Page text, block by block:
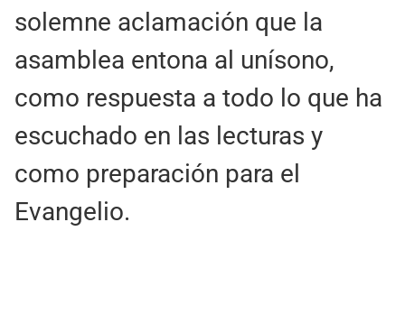
solemne aclamación que la
asamblea entona al unísono,
como respuesta a todo lo que ha
escuchado en las lecturas y
como preparación para el
Evangelio.